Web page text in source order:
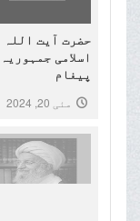
حضرت آیت
اسلامی
پیغام
مئی 20, 2024